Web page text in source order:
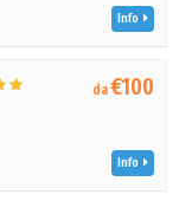
Info
da€100
Info